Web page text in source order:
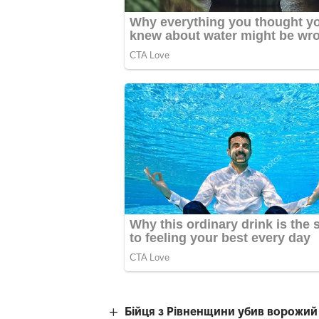
Бійця з Рівненщини убив